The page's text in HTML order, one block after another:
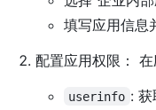
填写应用信息
配置应用权限：
userinfo : 获